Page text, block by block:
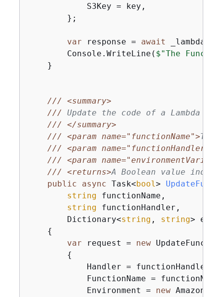
            S3Key = key,
        };
var response = await
        Console.WriteLine(
$"The
    }
///
<summary>
/// Update the code of a Lambda
///
</summary>
///
<param name="functionName">
///
<param name="functionHandler">
///
<param
///
<returns>A Boolean value
public
async Task<bool>
string functionName,
string functionHandler,
        Dictionary<
string , string>
{
var request = new
{
            Handler = functionHandler,
FunctionName =
            Environment =
new